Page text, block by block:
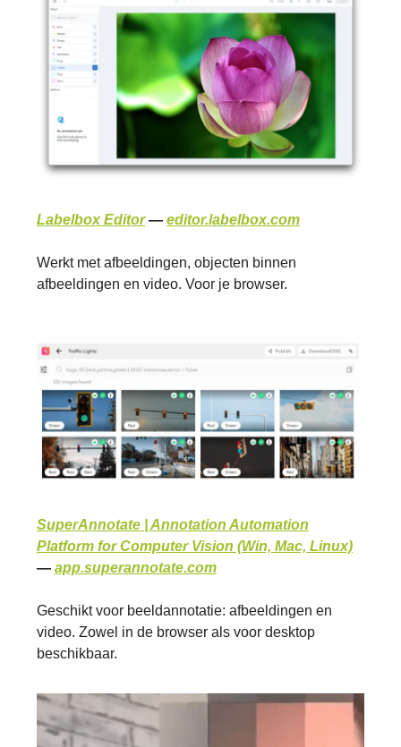
Labelbox Editor— editor.labelbox.com
Werkt met afbeeldingen, objecten binnen
afbeeldingen en video. Voor je browser.
SuperAnnotate | Annotation Automation
Platform for Computer Vision (Win, Mac, Linux)
— app.superannotate.com
Geschikt voor beeldannotatie: afbeeldingen en
video. Zowel in de browser als voor desktop
beschikbaar.